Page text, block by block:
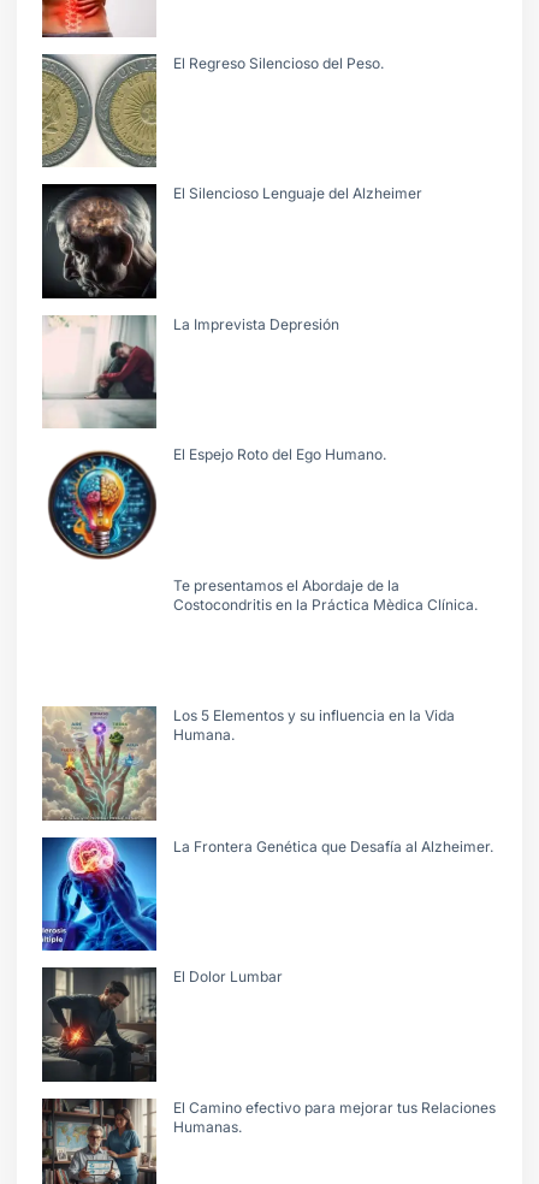
El Regreso Silencioso del Peso.
El Silencioso Lenguaje del Alzheimer
La Imprevista Depresión
El Espejo Roto del Ego Humano.
Te presentamos el Abordaje de la
Costocondritis en la Práctica Mèdica Clínica.
Los 5 Elementos y su influencia en la Vida
Humana.
La Frontera Genética que Desafía al Alzheimer.
El Dolor Lumbar
El Camino efectivo para mejorar tus Relaciones
Humanas.